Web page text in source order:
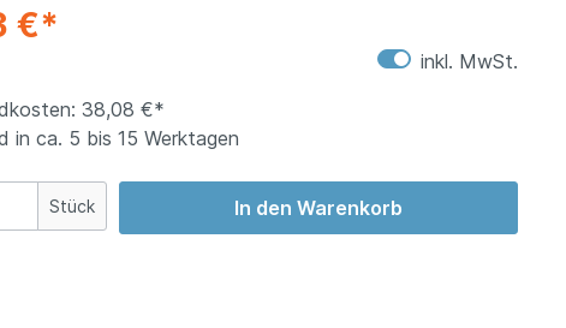
€*
inkl. MwSt.
38,08 €*
in ca. 5 bis 15 Werktagen
Stück In den Warenkorb